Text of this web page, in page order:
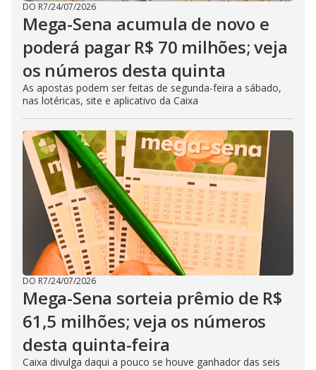
DO R7/24/07/2026
Mega-Sena acumula de novo e
poderá pagar R$ 70 milhões; veja
os números desta quinta
As apostas podem ser feitas de segunda-feira a sábado,
nas lotéricas, site e aplicativo da Caixa
DO R7/24/07/2026
Mega-Sena sorteia prêmio de R$
61,5 milhões; veja os números
desta quinta-feira
Caixa divulga daqui a pouco se houve ganhador das seis